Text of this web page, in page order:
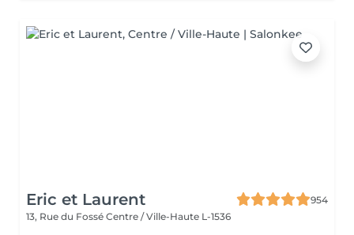
Eric et Laurent
954
13, Rue du Fossé Centre / Ville-Haute L-1536